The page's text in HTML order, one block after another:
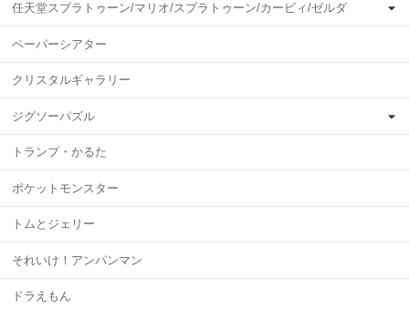
任天堂スプラトゥーン/マリオ/スプラトゥーン/カービィ/ゼルダ
ペーパーシアター
クリスタルギャラリー
ジグソーパズル
トランプ・かるた
ポケットモンスター
トムとジェリー
それいけ！アンパンマン
ドラえもん